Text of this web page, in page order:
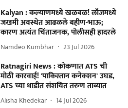
Kalyan : कल्याणमध्ये खळबळ! लॉजमध्ये
जखमी अवस्थेत आढळले बहीण-भाऊ;
कारण अत्यंत चिंताजनक, पोलीसही हादरले
Namdeo Kumbhar 23 Jul 2026
Ratnagiri News : कोकणात ATS ची
मोठी कारवाई! 'पाकिस्तान कनेक्शन' उघड,
ATS च्या धाडीत संशयित तरुण ताब्यात
Alisha Khedekar 14 Jul 2026